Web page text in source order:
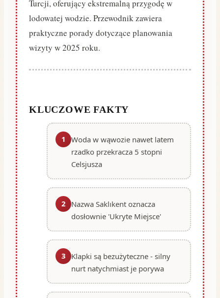
Turcji, oferujący ekstremalną przygodę w
lodowatej wodzie. Przewodnik zawiera
praktyczne porady dotyczące planowania
wizyty w 2025 roku.
KLUCZOWE FAKTY
1
Woda w wąwozie nawet latem
rzadko przekracza 5 stopni
Celsjusza
2
Nazwa Saklıkent oznacza
dosłownie 'Ukryte Miejsce'
3
Klapki są bezużyteczne - silny
nurt natychmiast je porywa